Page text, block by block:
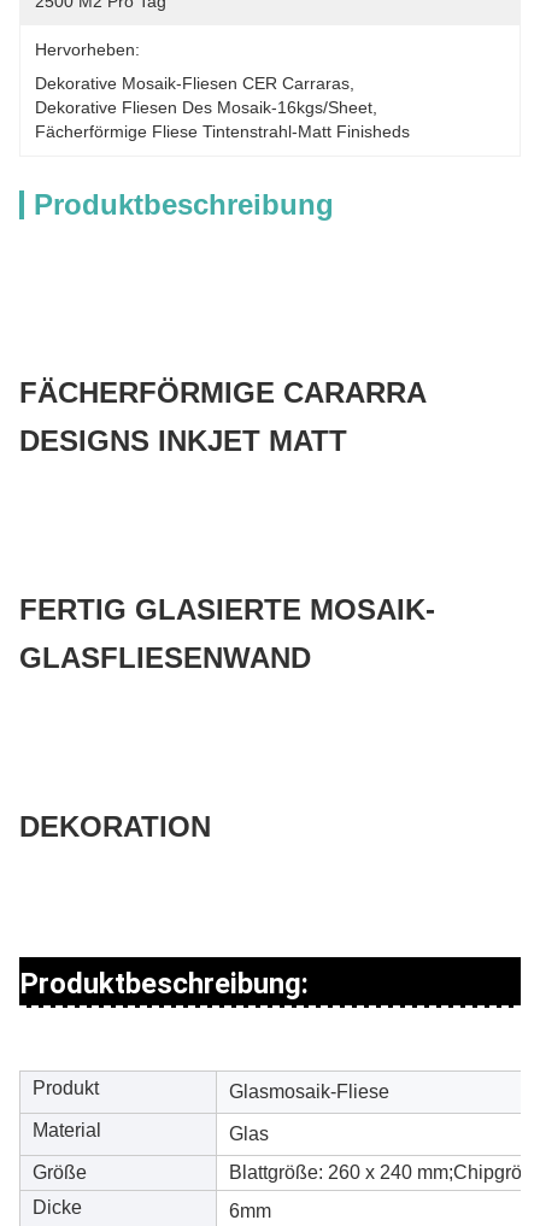
Hervorheben:
Dekorative Mosaik-Fliesen CER Carraras
Dekorative Fliesen Des Mosaik-16kgs/sheet
Fächerförmige Fliese Tintenstrahl-Matt Finisheds
Produktbeschreibung
FÄCHERFÖRMIGE CARARRA
DESIGNS INKJET MATT
FERTIG GLASIERTE MOSAIK-
GLASFLIESENWAND
DEKORATION
Produktbeschreibung:
Produkt
Glasmosaik-Fliese
Material
Glas
Größe
Blattgröße: 260 x 240
Dicke
6mm